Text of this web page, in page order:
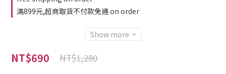
滿899元,超商取貨不付款免運 on order
Show more
NT$690 NT$1,280